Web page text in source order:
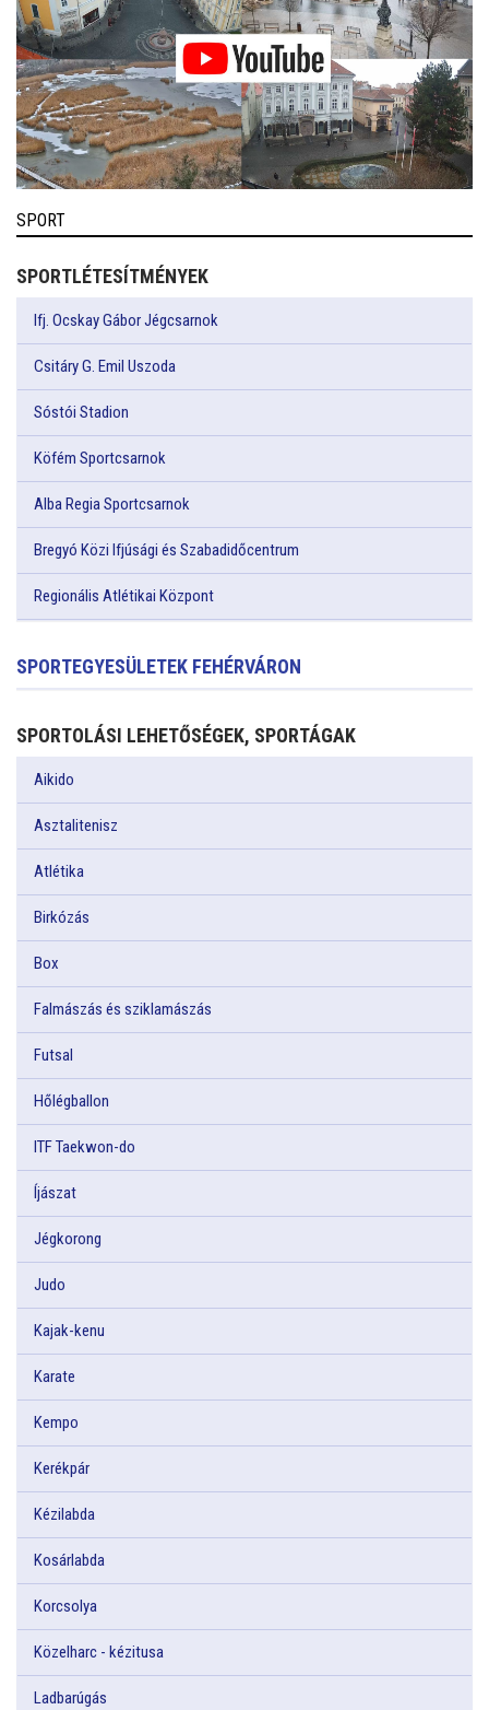
SPORT
SPORTLÉTESÍTMÉNYEK
Ifj. Ocskay Gábor Jégcsarnok
Csitáry G. Emil Uszoda
Sóstói Stadion
Köfém Sportcsarnok
Alba Regia Sportcsarnok
Bregyó Közi Ifjúsági és Szabadidőcentrum
Regionális Atlétikai Központ
SPORTEGYESÜLETEK FEHÉRVÁRON
SPORTOLÁSI LEHETŐSÉGEK, SPORTÁGAK
Aikido
Asztalitenisz
Atlétika
Birkózás
Box
Falmászás és sziklamászás
Futsal
Hőlégballon
ITF Taekwon-do
Íjászat
Jégkorong
Judo
Kajak-kenu
Karate
Kempo
Kerékpár
Kézilabda
Kosárlabda
Korcsolya
Közelharc - kézitusa
Ladbarúgás